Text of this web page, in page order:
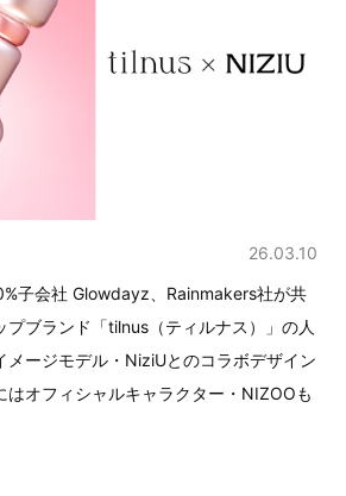
26.03.10
子会社 Glowdayz、Rainmakers社が共
プブランド「tilnus（ティルナス）」の人
メージモデル・NiziUとのコラボデザイン
はオフィシャルキャラクター・NIZOOも